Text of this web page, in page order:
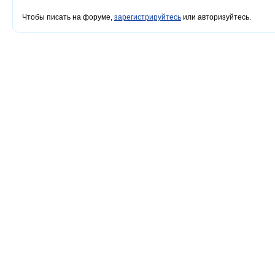
Чтобы писать на форуме, зарегистрируйтесь или авторизуйтесь.